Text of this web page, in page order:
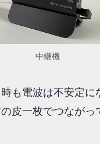
中継機
も電波は不安定に
皮一枚でつながっ